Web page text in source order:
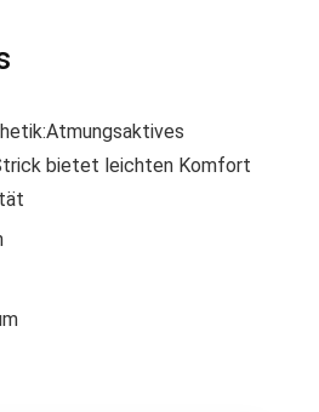
bietet leichten Komfort